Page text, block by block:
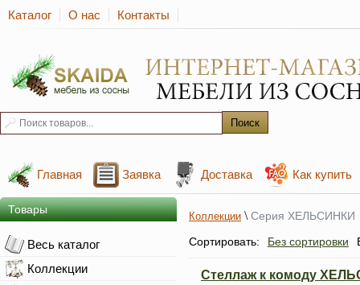
Каталог О нас Контакты
Главная Заявка Доставка Как купить
Товары
Весь каталог
Коллекции
Коллекции \ Серия ХЕЛЬСИНКИ
Сортировать:
Без сортировки
Стеллаж к комоду